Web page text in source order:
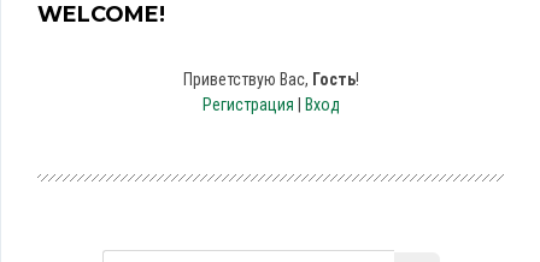
WELCOME!
Приветствую Вас, Гость!
Регистрация
Вход